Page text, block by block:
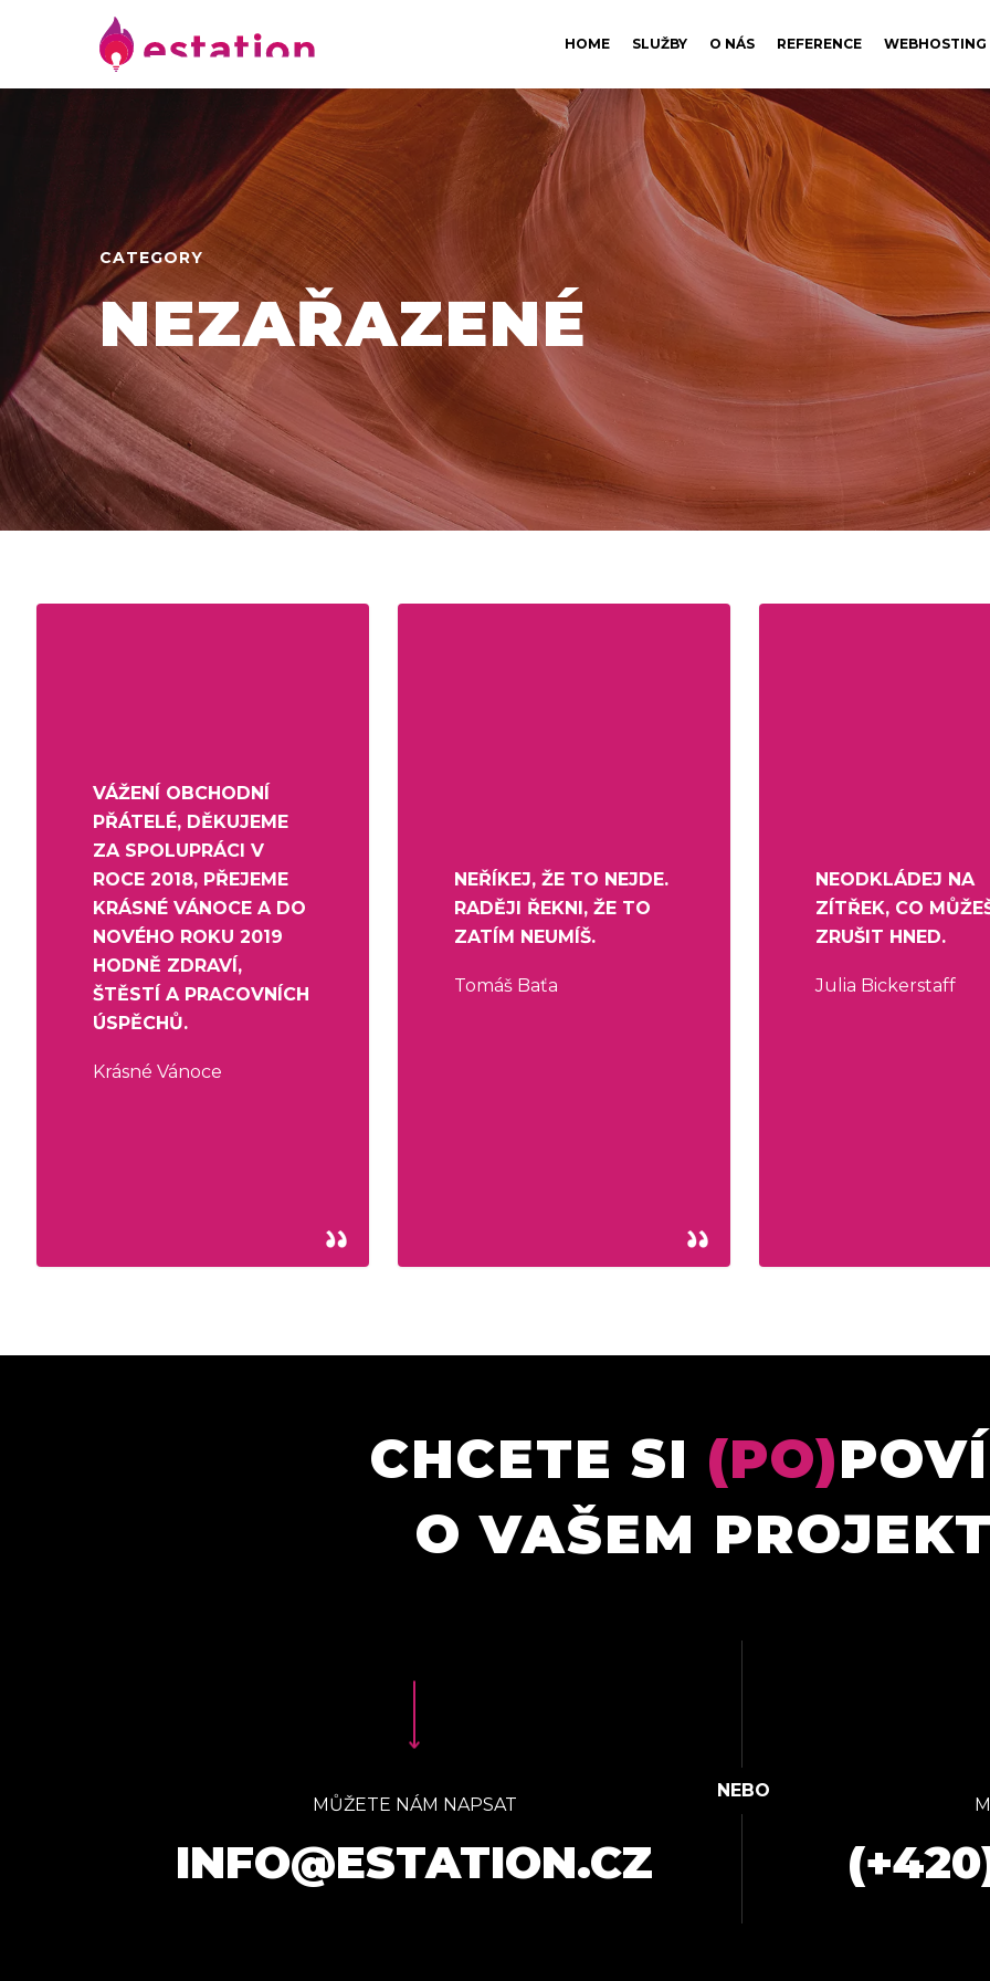
HOME SLUŽBY O NÁS REFERENCE WEBHOSTING
CATEGORY
NEZAŘAZENÉ
VÁŽENÍ OBCHODNÍ
PŘÁTELÉ, DĚKUJEME
ZA SPOLUPRÁCI V
ROCE 2018, PŘEJEME
KRÁSNÉ VÁNOCE A DO
NOVÉHO ROKU 2019
HODNĚ ZDRAVÍ,
ŠTĚSTÍ A PRACOVNÍCH
ÚSPĚCHŮ.
Krásné Vánoce
NEŘÍKEJ, ŽE TO NEJDE.
RADĚJI ŘEKNI, ŽE TO
ZATÍM NEUMÍŠ.
Tomáš Baťa
NEODKLÁDEJ NA
ZÍTŘEK, CO
ZRUŠIT HNED.
Julia Bickerstaff
CHCETE SI (PO)
O VAŠEM
MŮŽETE NÁM NAPSAT
INFO@ESTATION.CZ